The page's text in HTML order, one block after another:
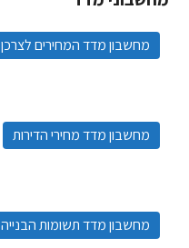
מחשבון מדד המחירים לצרכן
מחשבון מדד מחירי הדירות
מחשבון מדד תשומות הבנייה